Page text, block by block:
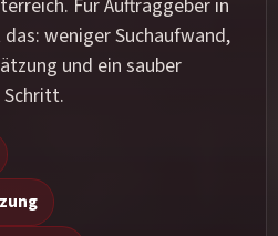
Für Auftraggeber in
weniger Suchaufwand,
und ein sauber